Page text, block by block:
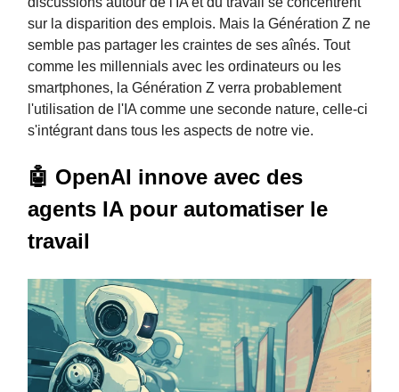
sur la disparition des emplois. Mais la Génération Z ne
semble pas partager les craintes de ses aînés. Tout
comme les millennials avec les ordinateurs ou les
smartphones, la Génération Z verra probablement
l'utilisation de l'IA comme une seconde nature, celle-ci
s'intégrant dans tous les aspects de notre vie.
🤖 OpenAI innove avec des
agents IA pour automatiser le
travail